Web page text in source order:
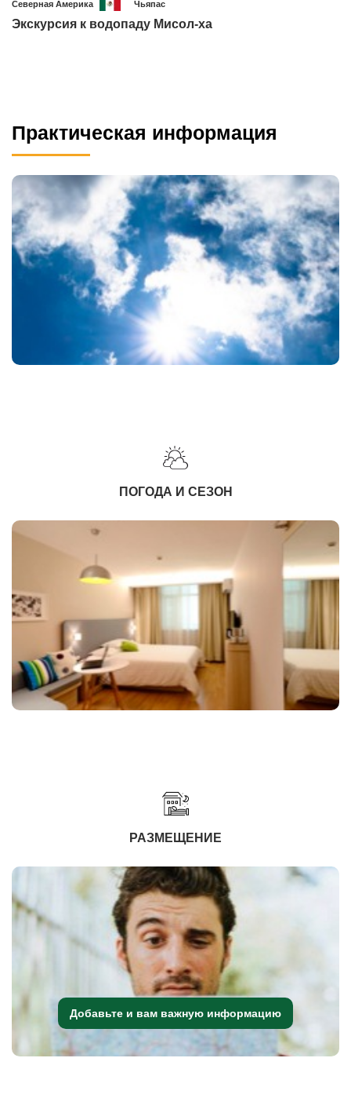
Северная Америка Чьяпас
Экскурсия к водопаду Мисол-ха
Практическая информация
ПОГОДА И СЕЗОН
РАЗМЕЩЕНИЕ
Добавьте и вам важную информацию